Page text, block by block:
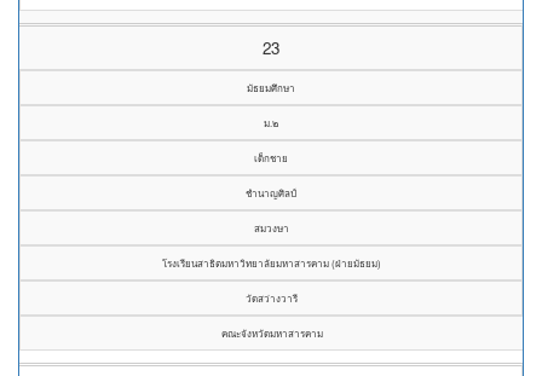
23
มัธยมศึกษา
ม.๒
เด็กชาย
ชำนาญศิลป์
สมวงษา
โรงเรียนสาธิตมหาวิทยาลัยมหาสารคาม (ฝ่ายมัธยม)
วัดสว่างวารี
คณะจังหวัดมหาสารคาม